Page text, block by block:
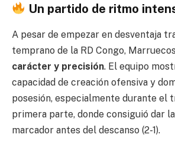
Un partido de ritmo
A pesar de empezar en desventaja
temprano de la RD Congo, Marruecos
carácter y precisión. El equipo
capacidad de creación ofensiva y
posesión, especialmente durante el
primera parte, donde consiguió dar
marcador antes del descanso (2-1).